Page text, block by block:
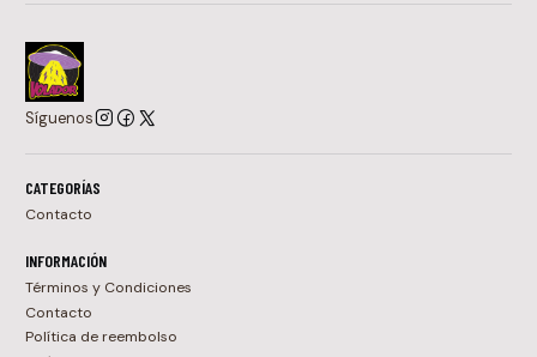
Síguenos
CATEGORÍAS
Contacto
INFORMACIÓN
Términos y Condiciones
Contacto
Política de reembolso